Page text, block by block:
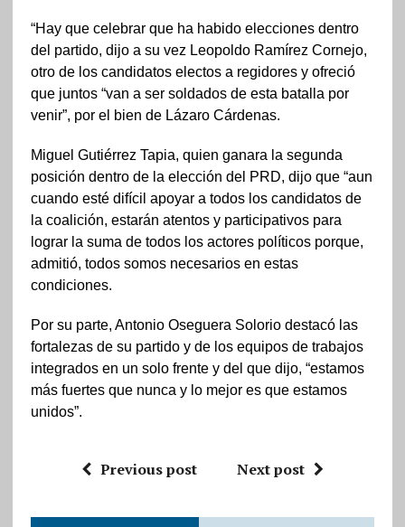
“Hay que celebrar que ha habido elecciones dentro
del partido, dijo a su vez Leopoldo Ramírez Cornejo,
otro de los candidatos electos a regidores y ofreció
que juntos “van a ser soldados de esta batalla por
venir”, por el bien de Lázaro Cárdenas.
Miguel Gutiérrez Tapia, quien ganara la segunda
posición dentro de la elección del PRD, dijo que “aun
cuando esté difícil apoyar a todos los candidatos de
la coalición, estarán atentos y participativos para
lograr la suma de todos los actores políticos porque,
admitió, todos somos necesarios en estas
condiciones.
Por su parte, Antonio Oseguera Solorio destacó las
fortalezas de su partido y de los equipos de trabajos
integrados en un solo frente y del que dijo, “estamos
más fuertes que nunca y lo mejor es que estamos
unidos”.
Previous post Next post